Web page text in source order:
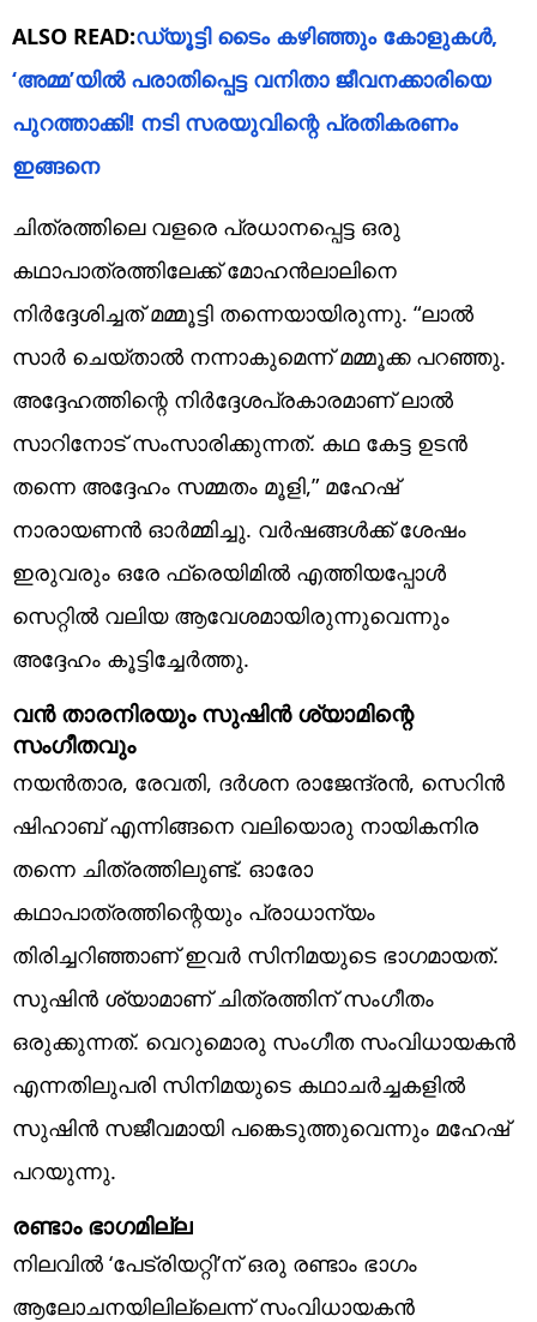
ALSO READ:ഡ്യൂട്ടി ടൈം കഴിഞ്ഞും കോളുകൾ,
‘അമ്മ’യിൽ പരാതിപ്പെട്ട വനിതാ ജീവനക്കാരിയെ
പുറത്താക്കി! നടി സരയുവിന്റെ പ്രതികരണം
ഇങ്ങനെ
ചിത്രത്തിലെ വളരെ പ്രധാനപ്പെട്ട ഒരു
കഥാപാത്രത്തിലേക്ക് മോഹൻലാലിനെ
നിർദ്ദേശിച്ചത് മമ്മൂട്ടി തന്നെയായിരുന്നു. “ലാൽ
സാർ ചെയ്താൽ നന്നാകുമെന്ന് മമ്മൂക്ക പറഞ്ഞു.
അദ്ദേഹത്തിന്റെ നിർദ്ദേശപ്രകാരമാണ് ലാൽ
സാറിനോട് സംസാരിക്കുന്നത്. കഥ കേട്ട ഉടൻ
തന്നെ അദ്ദേഹം സമ്മതം മൂളി,” മഹേഷ്
നാരായണൻ ഓർമ്മിച്ചു. വർഷങ്ങൾക്ക് ശേഷം
ഇരുവരും ഒരേ ഫ്രെയിമിൽ എത്തിയപ്പോൾ
സെറ്റിൽ വലിയ ആവേശമായിരുന്നുവെന്നും
അദ്ദേഹം കൂട്ടിച്ചേർത്തു.
വൻ താരനിരയും സുഷിൻ ശ്യാമിന്റെ
സംഗീതവും
നയൻതാര, രേവതി, ദർശന രാജേന്ദ്രൻ, സെറിൻ
ഷിഹാബ് എന്നിങ്ങനെ വലിയൊരു നായികനിര
തന്നെ ചിത്രത്തിലുണ്ട്. ഓരോ
കഥാപാത്രത്തിന്റെയും പ്രാധാന്യം
തിരിച്ചറിഞ്ഞാണ് ഇവർ സിനിമയുടെ ഭാഗമായത്.
സുഷിൻ ശ്യാമാണ് ചിത്രത്തിന് സംഗീതം
ഒരുക്കുന്നത്. വെറുമൊരു സംഗീത സംവിധായകൻ
എന്നതിലുപരി സിനിമയുടെ കഥാചർച്ചകളിൽ
സുഷിൻ സജീവമായി പങ്കെടുത്തുവെന്നും മഹേഷ്
പറയുന്നു.
രണ്ടാം ഭാഗമില്ല
നിലവിൽ ‘പേട്രിയറ്റി’ന് ഒരു രണ്ടാം ഭാഗം
ആലോചനയിലില്ലെന്ന് സംവിധായകൻ